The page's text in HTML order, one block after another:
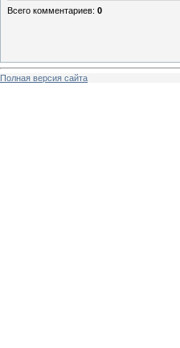
Всего комментариев: 0
Полная версия сайта